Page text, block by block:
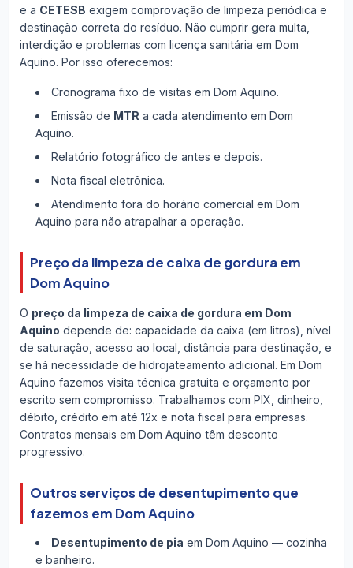
e a CETESB exigem comprovação de limpeza periódica e
destinação correta do resíduo. Não cumprir gera multa,
interdição e problemas com licença sanitária em Dom
Aquino. Por isso oferecemos:
Cronograma fixo de visitas em Dom Aquino.
Emissão de MTR a cada atendimento em Dom
Aquino.
Relatório fotográfico de antes e depois.
Nota fiscal eletrônica.
Atendimento fora do horário comercial em Dom
Aquino para não atrapalhar a operação.
Preço da limpeza de caixa de gordura em
Dom Aquino
O preço da limpeza de caixa de gordura em Dom
Aquino depende de: capacidade da caixa (em litros), nível
de saturação, acesso ao local, distância para destinação, e
se há necessidade de hidrojateamento adicional. Em Dom
Aquino fazemos visita técnica gratuita e orçamento por
escrito sem compromisso. Trabalhamos com PIX, dinheiro,
débito, crédito em até 12x e nota fiscal para empresas.
Contratos mensais em Dom Aquino têm desconto
progressivo.
Outros serviços de desentupimento que
fazemos em Dom Aquino
Desentupimento de pia em Dom Aquino — cozinha
e banheiro.